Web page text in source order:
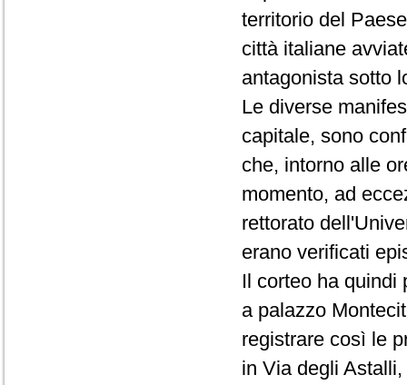
territorio del
città italiane
antagonista sotto
Le diverse
capitale, sono
che, intorno alle
momento, ad
rettorato
erano verificati
Il corteo ha quindi
a palazzo
registrare così le
in Via degli